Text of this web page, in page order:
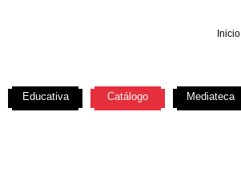
Inicio
Educativa Catálogo Mediateca